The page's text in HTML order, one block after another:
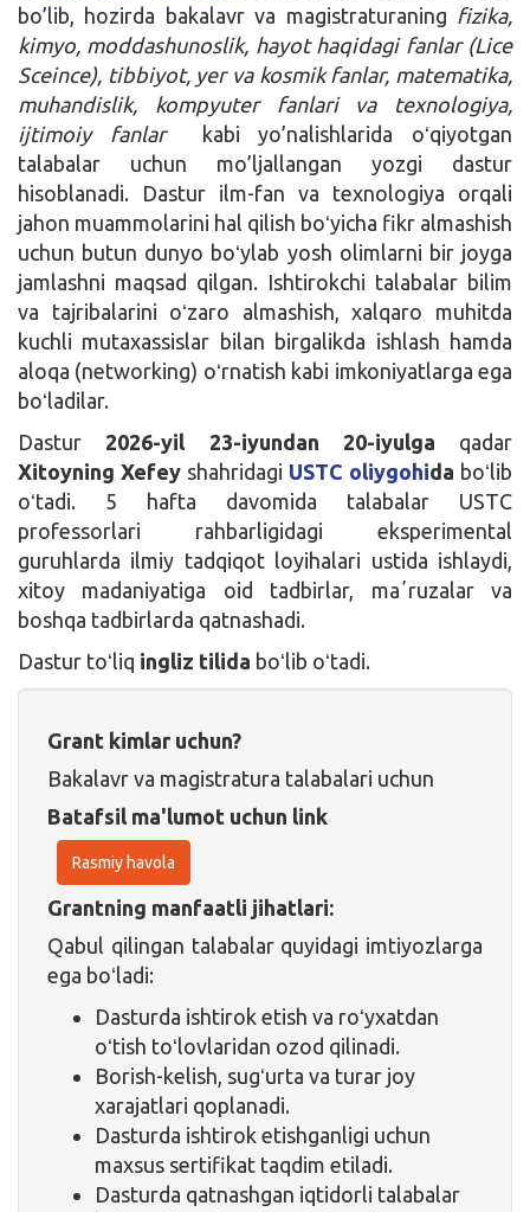
bo’lib, hozirda bakalavr va magistraturaning fizika,
kimyo, moddashunoslik, hayot haqidagi fanlar (Lice
Sceince), tibbiyot, yer va kosmik fanlar, matematika,
muhandislik, kompyuter fanlari va texnologiya,
ijtimoiy fanlar
kabi yo’nalishlarida oʻqiyotgan
talabalar uchun mo’ljallangan yozgi dastur
hisoblanadi. Dastur ilm-fan va texnologiya orqali
jahon muammolarini hal qilish boʻyicha fikr almashish
uchun butun dunyo boʻylab yosh olimlarni bir joyga
jamlashni maqsad qilgan. Ishtirokchi talabalar bilim
va tajribalarini oʻzaro almashish, xalqaro muhitda
kuchli mutaxassislar bilan birgalikda ishlash hamda
aloqa (networking) oʻrnatish kabi imkoniyatlarga ega
boʻladilar.
Dastur 2026-yil 23-iyundan 20-iyulga qadar
Xitoyning Xefey shahridagi USTC oliygohida boʻlib
oʻtadi. 5 hafta davomida talabalar USTC
professorlari rahbarligidagi eksperimental
guruhlarda ilmiy tadqiqot loyihalari ustida ishlaydi,
xitoy madaniyatiga oid tadbirlar, maʼruzalar va
boshqa tadbirlarda qatnashadi.
Dastur toʻliq ingliz tilida boʻlib oʻtadi.
Grant kimlar uchun?
Bakalavr va magistratura talabalari uchun
Batafsil ma'lumot uchun link
Rasmiy havola
Grantning manfaatli jihatlari:
Qabul qilingan talabalar quyidagi imtiyozlarga
ega boʻladi:
Dasturda ishtirok etish va roʻyxatdan
oʻtish toʻlovlaridan ozod qilinadi.
Borish-kelish, sugʻurta va turar joy
xarajatlari qoplanadi.
Dasturda ishtirok etishganligi uchun
maxsus sertifikat taqdim etiladi.
Dasturda qatnashgan iqtidorli talabalar